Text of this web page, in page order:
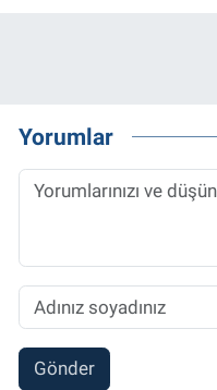
Yorumlar
Gönder